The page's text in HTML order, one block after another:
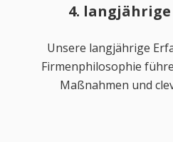
4.
Unsere langjährige
Firmenphilosophie
Maßnahmen und